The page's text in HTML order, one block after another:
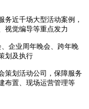
务近千场大型活动案例，
视觉编导等重点发力
企业周年晚会、跨年晚
划及执行
策划活动公司，保障服务
布置、现场运营管理等